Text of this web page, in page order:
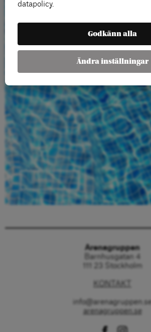
Beställ gratis
material
Beställ här
Arenagruppen
Barnhusgatan 4
111 23 Stockholm
KONTAKT
info@arenagruppen.se
arenagruppen.se
datapolicy.
Godkänn alla
Ändra inställningar